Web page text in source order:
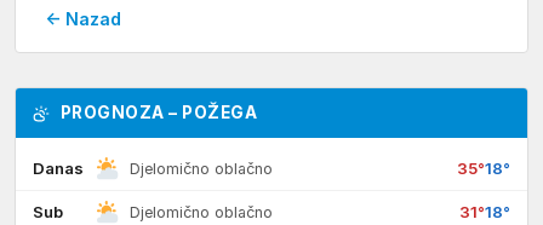
← Nazad
PROGNOZA – POŽEGA
Danas Djelomično oblačno 35°18°
Sub Djelomično oblačno 31°18°